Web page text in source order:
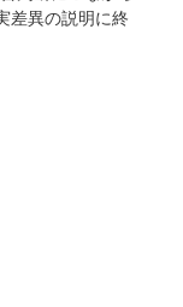
異の説明に終